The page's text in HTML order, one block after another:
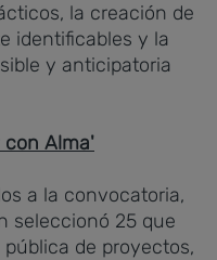
la creación de
identificables y la
y anticipatoria
con Alma'
a la convocatoria,
seleccionó 25 que
de proyectos,